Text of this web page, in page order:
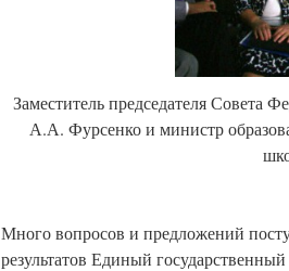
Заместитель председателя Совета
А.А. Фурсенко и министр
Много вопросов и предложений
результатов Единый